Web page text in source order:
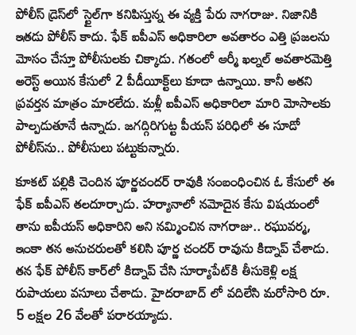
పోలీస్ డ్రెస్‌లో స్టైల్‌గా కనిపిస్తున్న ఈ వ్యక్తి పేరు నాగరాజు. నిజానికి
ఇతడు పోలీస్ కాదు. ఫేక్ ఐపీఎస్ అధికారి‌లా అవతారం ఎత్తి ప్రజలను
మోసం చేస్తూ పోలీసులకు చిక్కాడు. గతంలో ఆర్మీ ఖల్నల్ అవతారమెత్తి
అరెస్ట్ అయిన కేసులో 2 పీడీయీక్ట్‌లు కూడా ఉన్నాయి. కానీ అతని
ప్రవర్తన మాత్రం మారలేదు. మళ్లీ ఐపీఎస్ అధికారిలా మారి మోసాలకు
పాల్పడుతూనే ఉన్నాడు. జగద్గిరిగుట్ట పీయస్ పరిధిలో ఈ సూడో
పోలీస్‌ను.. పోలీసులు పట్టుకున్నారు.
కూకట్ పల్లికి చెందిన పూర్ణచందర్ రావుకి సంబంధించిన ఓ కేసులో ఈ
ఫేక్ ఐపీఎస్ తలదూర్చాడు. హర్యానాలో నమోదైన కేసు విషయంలో
తాను ఐపీయస్ అధికారిని అని నమ్మించిన నాగరాజు.. రఘువర్మ,
ఇంకా తన అనుచరులతో కలిసి పూర్ణ చందర్ రావును కిడ్నాప్ చేశాడు.
తన ఫేక్ పోలీస్ కార్‌లో కిడ్నాప్ చేసి సూర్యాపేట్‌కి తీసుకెళ్లి లక్ష
రుపాయలు వసూలు చేశాడు. హైదరాబాద్ లో వదిలేసి మరోసారి రూ.
5 లక్షల 26 వేలతో పరారయ్యాడు.